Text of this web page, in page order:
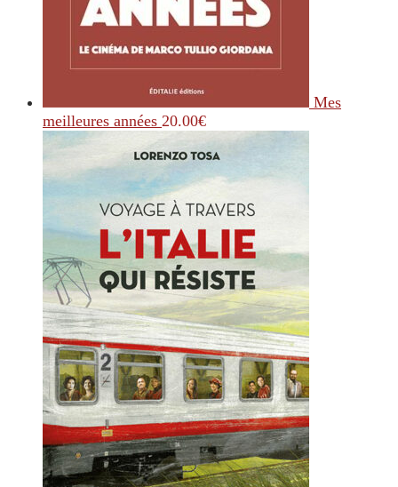
Mes
meilleures années 20.00€